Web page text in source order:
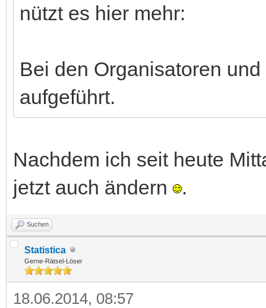
nützt es hier mehr:
Bei den Organisatoren
aufgeführt.
Nachdem ich seit heute
jetzt auch ändern
.
Suchen
Statistica
Gerne-Rätsel-Löser
18.06.2014, 08:57